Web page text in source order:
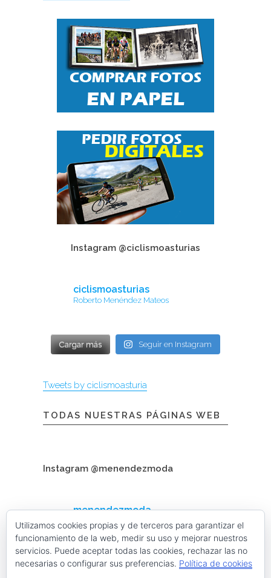
Instagram @ciclismoasturias
ciclismoasturias
Roberto Menéndez Mateos
Cargar más Seguir en Instagram
Tweets by ciclismoasturia
TODAS NUESTRAS PÁGINAS WEB
Instagram @menendezmoda
menendezmoda
Menéndez Moda hombre
Cargar más Seguir en Instagram
Utilizamos cookies propias y de terceros para garantizar el
funcionamiento de la web, medir su uso y mejorar nuestros
servicios. Puede aceptar todas las cookies, rechazar las no
necesarias o configurar sus preferencias. Política de cookies